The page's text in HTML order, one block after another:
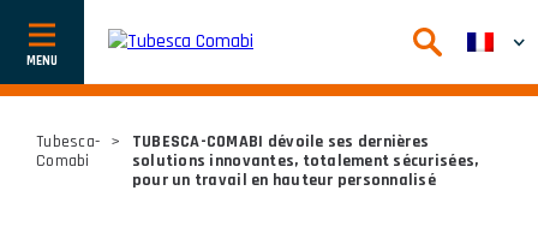
Afficher
ou
Tubesca-
Comabi
>
TUBESCA-COMABI dévoile ses dernières
solutions innovantes, totalement sécurisées,
pour un travail en hauteur personnalisé